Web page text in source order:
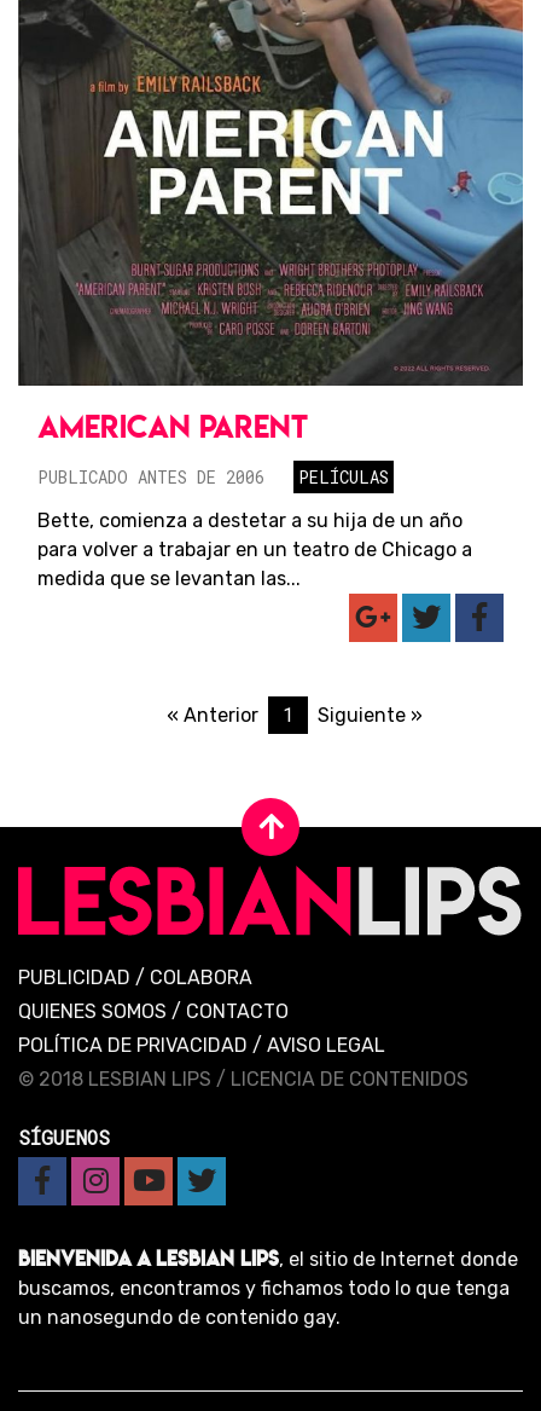
AMERICAN PARENT
PUBLICADO ANTES DE 2006
PELÍCULAS
Bette, comienza a destetar a su hija de un año
para volver a trabajar en un teatro de Chicago a
medida que se levantan las...
« Anterior 1 Siguiente »
PUBLICIDAD / COLABORA
QUIENES SOMOS / CONTACTO
POLÍTICA DE PRIVACIDAD / AVISO LEGAL
© 2018 LESBIAN LIPS / LICENCIA DE CONTENIDOS
SÍGUENOS
BIENVENIDA A LESBIAN LIPS, el sitio de Internet donde
buscamos, encontramos y fichamos todo lo que tenga
un nanosegundo de contenido gay.